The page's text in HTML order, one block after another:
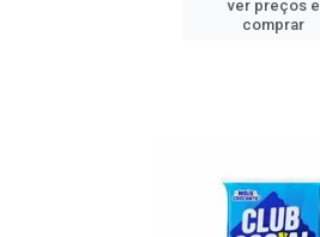
ver preços e
comprar